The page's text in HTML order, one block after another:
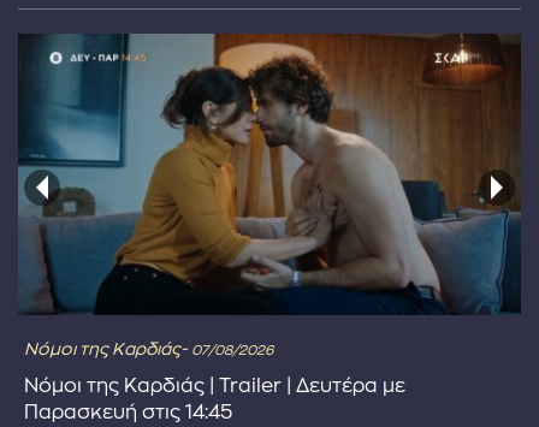
...πληκτρολογήστε κείμενο προς αναζήτηση
Νόμοι της Καρδιάς- 07/08/2026
Νόμοι της Καρδιάς | Trailer | Δευτέρα με
Παρασκευή στις 14:45